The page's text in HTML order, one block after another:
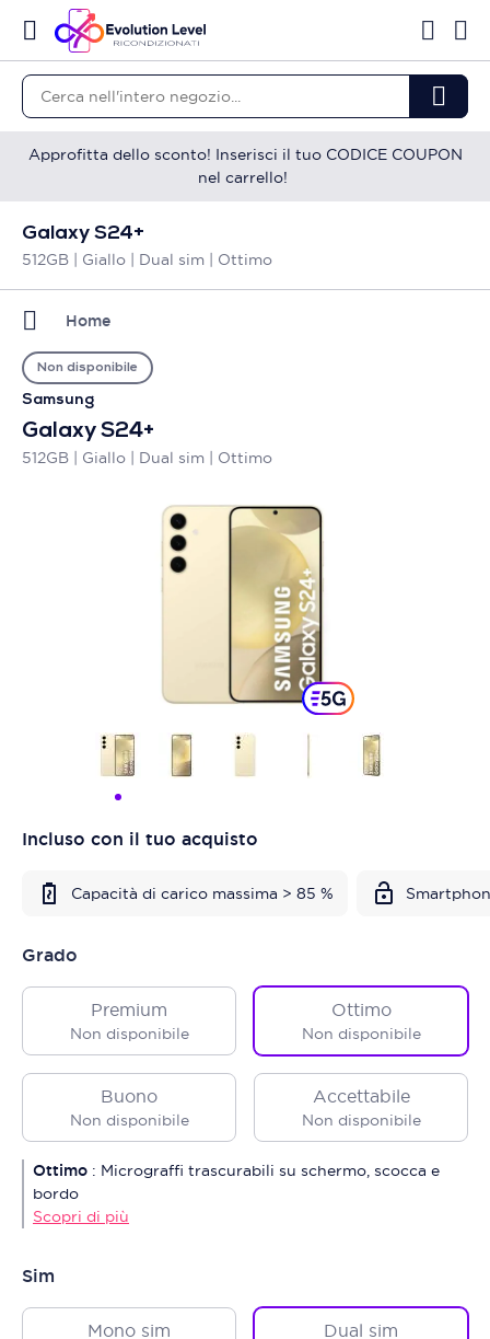
Approfitta dello sconto! Inserisci il tuo CODICE COUPON
nel carrello!
Galaxy S24+
512GB | Giallo | Dual sim | Ottimo
Home
Samsung
Galaxy S24+
512GB | Giallo | Dual sim | Ottimo
Non disponibile
Incluso con il tuo acquisto
Capacità di carico massima > 85 %
Grado
Premium
Non disponibile
Ottimo
Non disponibile
Buono
Non disponibile
Accettabile
Non disponibile
Ottimo : Micrograffi trascurabili su schermo, scocca e
bordo
Scopri di più
Sim
Mono sim Dual sim